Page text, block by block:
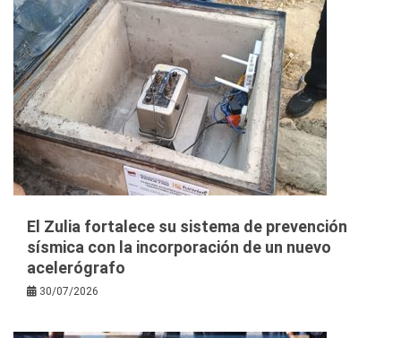
El Zulia fortalece su sistema de prevención
sísmica con la incorporación de un nuevo
acelerógrafo
30/07/2026